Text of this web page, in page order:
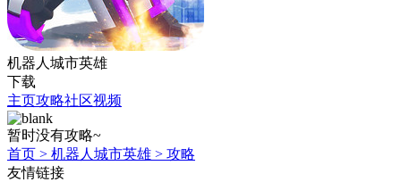
机器人城市英雄
下载
主页攻略社区视频
暂时没有攻略~
首页 > 机器人城市英雄 > 攻略
友情链接